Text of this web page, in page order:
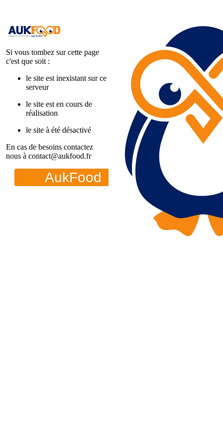
Si vous tombez sur cette page
c'est que soit :
le site est inexistant sur ce
serveur
le site est en cours de
réalisation
le site à été désactivé
En cas de besoins contactez
nous à contact@aukfood.fr
AukFood